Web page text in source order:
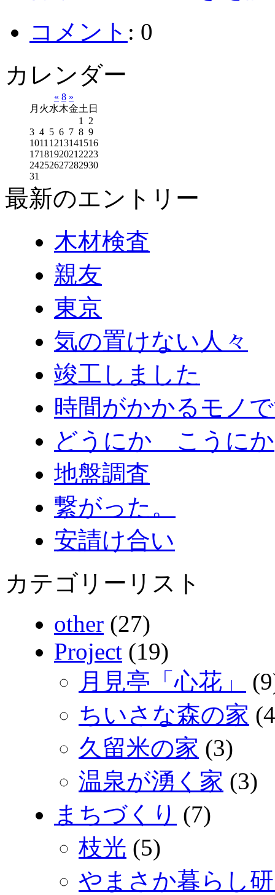
コメント : 0
カレンダー
« 8 »
月 火水木金土 日
1
2
3 4 5 6 7 8 9
1011 1213141516
1718192021 2223
24252627282930
31
最新のエントリー
木材検査
親友
東京
気の置けない人々
竣工しました
時間がかかるモノ
どうにか こうにか
地盤調査
繋がった。
安請け合い
カテゴリーリスト
other (27)
Project (19)
月見亭「心花」
ちいさな森の家
久留米の家 (3)
温泉が湧く家 (3)
まちづくり (7)
枝光 (5)
やまさか暮らし